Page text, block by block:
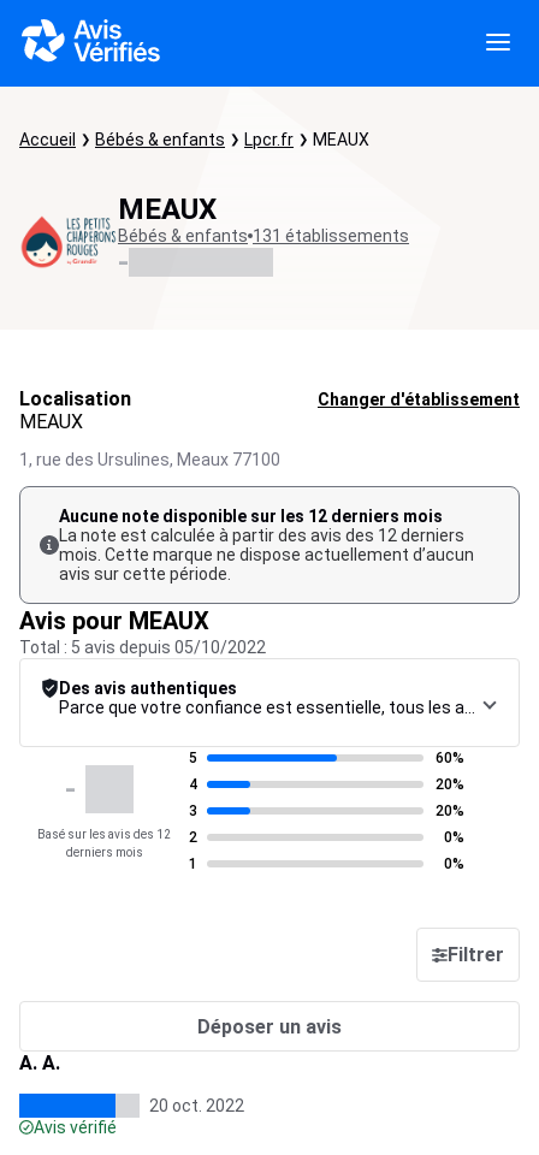
Accueil Bébés & enfants Lpcr.fr MEAUX
MEAUX
Bébés & enfants 131 établissements
-
Localisation Changer d'établissement
MEAUX
1, rue des Ursulines, Meaux 77100
Aucune note disponible sur les 12 derniers mois
La note est calculée à partir des avis des 12 derniers
mois. Cette marque ne dispose actuellement d’aucun
avis sur cette période.
Avis pour MEAUX
Total : 5 avis depuis 05/10/2022
Des avis authentiques
-
Basé sur les avis des 12
derniers mois
5
60%
4
20%
3
20%
2
0%
1
0%
Filtrer
Déposer un avis
A. A.
20 oct. 2022
Avis vérifié